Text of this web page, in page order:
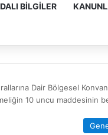
BILGILER
Dair Bölgesel
10 uncu maddesinin